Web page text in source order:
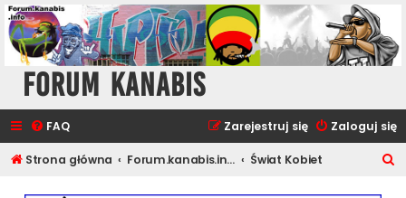
Forum Kanabis
FAQ Zaloguj się
Zarejestruj się
Strona główna Forum.kanabis.info - Cannabis Tematy Świat Kobiet